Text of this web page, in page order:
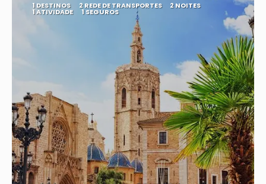
1 DESTINOS 2 REDE DE TRANSPORTES 2 NOITES
1 ATIVIDADE 1 SEGUROS